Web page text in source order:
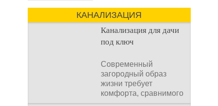
которая изначально
строится на дачном
участке. Она может
КАНАЛИЗАЦИЯ
Канализация для дачи
под ключ
Современный
загородный образ
жизни требует
комфорта, сравнимого
с городским. Однако